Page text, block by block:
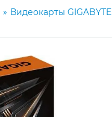
» Видеокарты GIGABYTE